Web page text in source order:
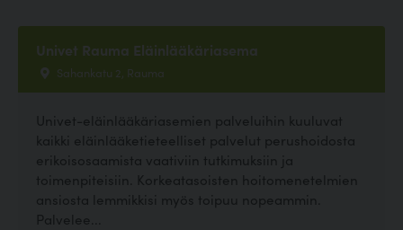
Univet Rauma Eläinlääkäriasema
Sahankatu 2, Rauma
Univet-eläinlääkäriasemien palveluihin kuuluvat
kaikki eläinlääketieteelliset palvelut perushoidosta
erikoisosaamista vaativiin tutkimuksiin ja
toimenpiteisiin. Korkeatasoisten hoitomenetelmien
ansiosta lemmikkisi myös toipuu nopeammin.
Palvelee...